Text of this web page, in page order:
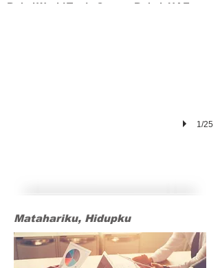
Dubai World Trade Centre, Dubai, UAE
1/25
Matahariku, Hidupku